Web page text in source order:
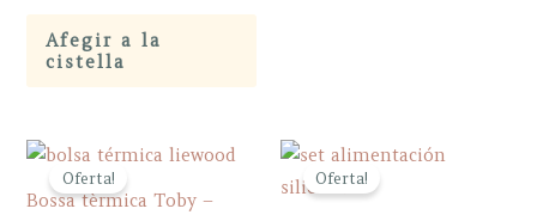
Afegir a la
cistella
Oferta!
Bossa tèrmica Toby –
Oferta!